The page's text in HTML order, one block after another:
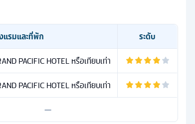
แรมและที่พัก
ระดับ
PACIFIC HOTEL หรือเทียบเท่า
PACIFIC HOTEL หรือเทียบเท่า
—